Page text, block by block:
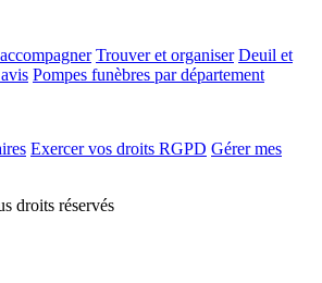
Trouver et organiser Deuil et
Pompes funèbres par département
Exercer vos droits RGPD Gérer mes
droits réservés